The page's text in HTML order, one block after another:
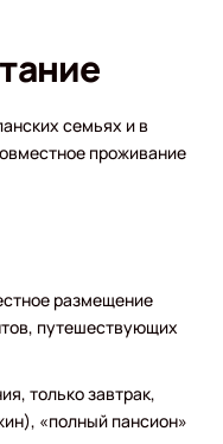
семьях и в
проживание
размещение
путешествующих
только завтрак,
«полный пансион»